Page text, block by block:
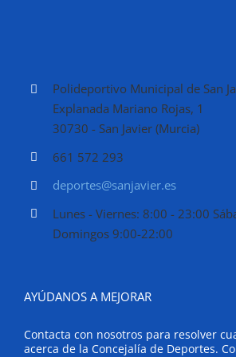
Polideportivo Municipal de San
Explanada Mariano Rojas, 1
30730 - San Javier (Murcia)
661 572 293
deportes@sanjavier.es
Lunes - Viernes: 8:00 - 23:00
Domingos 9:00-22:00
AYÚDANOS A MEJORAR
Contacta con nosotros para resolver
acerca de la Concejalía de Deportes.